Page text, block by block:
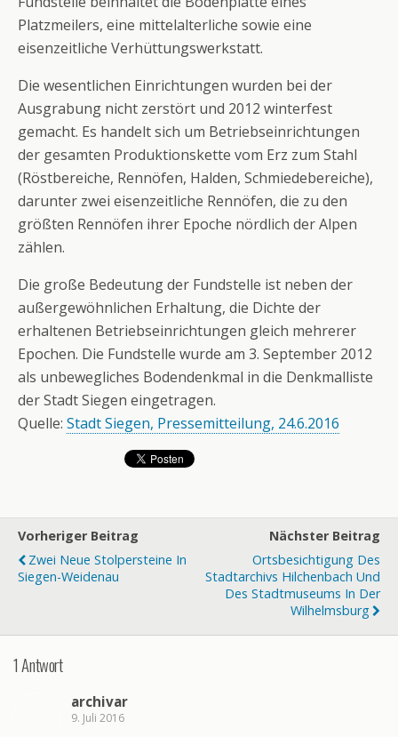
Platzmeilers, eine mittelalterliche sowie eine
eisenzeitliche Verhüttungswerkstatt.
Die wesentlichen Einrichtungen wurden bei der
Ausgrabung nicht zerstört und 2012 winterfest
gemacht. Es handelt sich um Betriebseinrichtungen
der gesamten Produktionskette vom Erz zum Stahl
(Röstbereiche, Rennöfen, Halden, Schmiedebereiche),
darunter zwei eisenzeitliche Rennöfen, die zu den
größten Rennöfen ihrer Epoche nördlich der Alpen
zählen.
Die große Bedeutung der Fundstelle ist neben der
außergewöhnlichen Erhaltung, die Dichte der
erhaltenen Betriebseinrichtungen gleich mehrerer
Epochen. Die Fundstelle wurde am 3. September 2012
als unbewegliches Bodendenkmal in die Denkmalliste
der Stadt Siegen eingetragen.
Quelle: Stadt Siegen, Pressemitteilung, 24.6.2016
Vorheriger Beitrag
Zwei Neue Stolpersteine In
Siegen-Weidenau
Nächster Beitrag
Ortsbesichtigung Des
Stadtarchivs Hilchenbach Und
Des Stadtmuseums In Der
Wilhelmsburg
1 Antwort
archivar
9. Juli 2016